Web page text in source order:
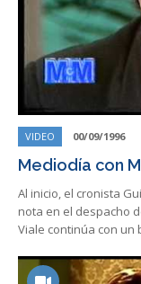
VIDEO 00/09/1996
Mediodía con
Al inicio, el cronista
nota en el despacho
Viale continúa con